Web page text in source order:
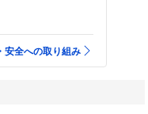
安全への取り組み